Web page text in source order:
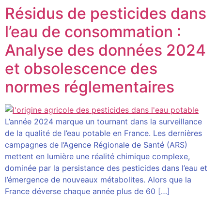
Résidus de pesticides dans
l’eau de consommation :
Analyse des données 2024
et obsolescence des
normes réglementaires
L’année 2024 marque un tournant dans la surveillance
de la qualité de l’eau potable en France. Les dernières
campagnes de l’Agence Régionale de Santé (ARS)
mettent en lumière une réalité chimique complexe,
dominée par la persistance des pesticides dans l’eau et
l’émergence de nouveaux métabolites. Alors que la
France déverse chaque année plus de 60 […]